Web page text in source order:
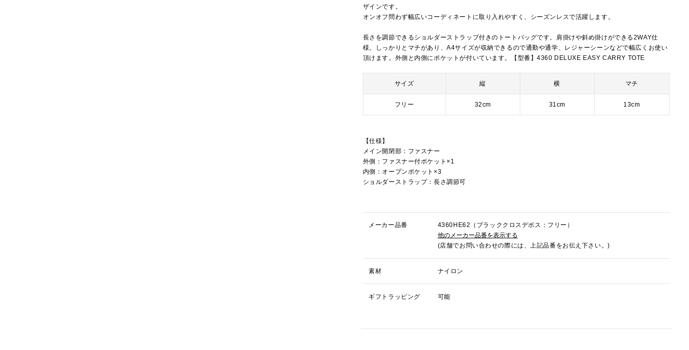
ザインです。
オンオフ問わず幅広いコーディネートに取り入れやすく、シーズンレスで活躍します。
長さを調節できるショルダーストラップ付きのトートバッグです。肩掛けや斜め掛けができる2WAY仕
様。しっかりとマチがあり、A4サイズが収納できるので通勤や通学、レジャーシーンなどで幅広くお使い
頂けます。外側と内側にポケットが付いています。【型番】4360 DELUXE EASY CARRY TOTE
サイズ 縦 横 マチ
フリー 32cm 31cm 13cm
【仕様】
メイン開閉部：ファスナー
外側：ファスナー付ポケット×1
内側：オープンポケット×3
ショルダーストラップ：長さ調節可
メーカー品番
4360HE62（ブラッククロスデボス：フリー）
他のメーカー品番を表示する
(店舗でお問い合わせの際には、上記品番をお伝え下さい。)
素材 ナイロン
ギフトラッピング 可能